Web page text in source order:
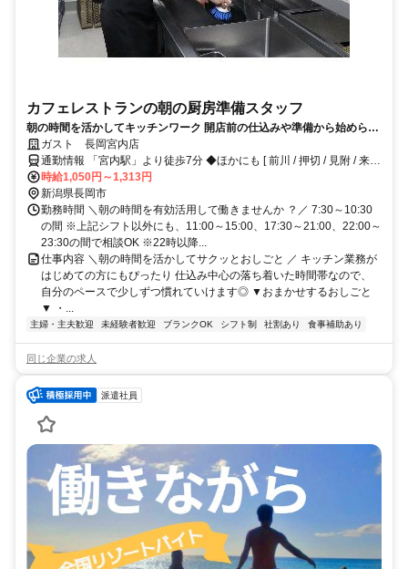
カフェレストランの朝の厨房準備スタッフ
朝の時間を活かしてキッチンワーク 開店前の仕込みや準備から始められ
るので未経験でも安心 週2日・短時間～OK、交通費支給や食事補助など
待遇も充実◎
ガスト 長岡宮内店
通勤情報 「宮内駅」より徒歩7分 ◆ほかにも [ 前川 / 押切 / 見附 / 来迎
寺 ] からも車で8～15分程度!!※自転車 / 車 / バイク通勤OK
時給1,050円～1,313円
新潟県長岡市
勤務時間 ＼朝の時間を有効活用して働きませんか ？／ 7:30～10:30
の間 ※上記シフト以外にも、11:00～15:00、17:30～21:00、22:00～
23:30の間で相談OK ※22時以降...
仕事内容 ＼朝の時間を活かしてサクッとおしごと ／ キッチン業務が
はじめての方にもぴったり 仕込み中心の落ち着いた時間帯なので、
自分のペースで少しずつ慣れていけます◎ ▼おまかせするおしごと
▼ ・...
主婦・主夫歓迎 未経験者歓迎 ブランクOK シフト制 社割あり 食事補助あり
同じ企業の求人
派遣社員